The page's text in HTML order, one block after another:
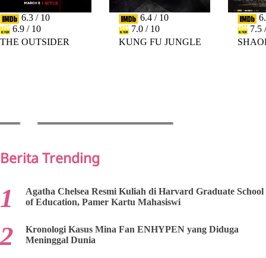
6.3 / 10
6.9 / 10
THE OUTSIDER
6.4 / 10
7.0 / 10
KUNG FU JUNGLE
7.5
Berita Trending
Agatha Chelsea Resmi Kuliah di Harvard Graduate School
of Education, Pamer Kartu Mahasiswi
Kronologi Kasus Mina Fan ENHYPEN yang Diduga
Meninggal Dunia